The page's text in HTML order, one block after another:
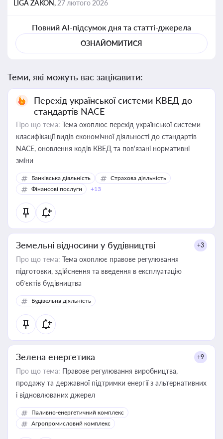
LIGA ZAKON, 27 лютого 2026
Повний AI-підсумок дня та статті-джерела
ОЗНАЙОМИТИСЯ
Теми, які можуть вас зацікавити:
Перехід української системи КВЕД до
стандартів NACE
Про що тема: Тема охоплює перехід української системи
класифікації видів економічної діяльності до стандартів
NACE, оновлення кодів КВЕД та пов'язані нормативні
зміни
Банківська діяльність
Страхова діяльність
Фінансові послуги
+13
Земельні відносини у будівництві +3
Про що тема: Тема охоплює правове регулювання
підготовки, здійснення та введення в експлуатацію
об’єктів будівництва
Будівельна діяльність
Зелена енергетика +9
Про що тема: Правове регулювання виробництва,
продажу та державної підтримки енергії з альтернативних
і відновлюваних джерел
Паливно-енергетичний комплекс
Агропромисловий комплекс